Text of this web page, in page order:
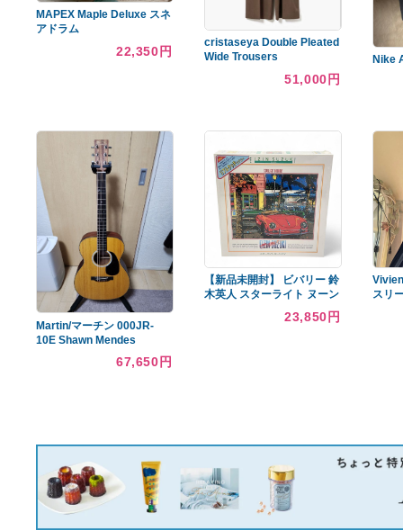
MAPEX Maple Deluxe スネ
アドラム
22,350円
cristaseya Double Pleated
Wide Trousers